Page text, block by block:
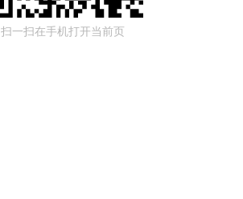
扫一扫在手机打开当前页